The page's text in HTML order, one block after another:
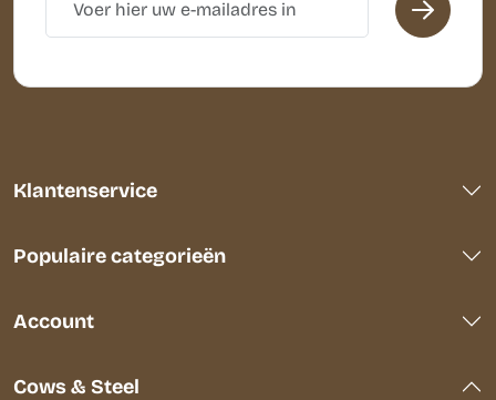
Klantenservice
Populaire categorieën
Account
Cows & Steel